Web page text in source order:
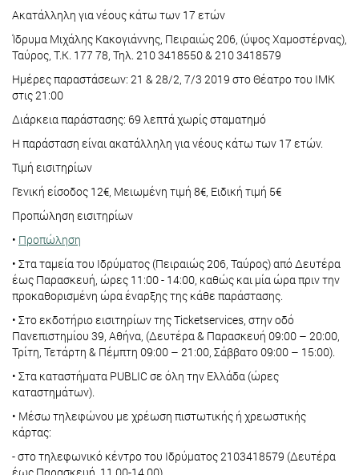
Ακατάλληλη για νέους κάτω των 17 ετών
Ίδρυμα Μιχάλης Κακογιάννης, Πειραιώς 206, (ύψος Χαμοστέρνας),
Ταύρος, Τ.Κ. 177 78, Τηλ. 210 3418550 & 210 3418579
Ημέρες παραστάσεων: 21 & 28/2, 7/3 2019 στο Θέατρο του ΙΜΚ
στις 21:00
Διάρκεια παράστασης: 69 λεπτά χωρίς σταματημό
Η παράσταση είναι ακατάλληλη για νέους κάτω των 17 ετών.
Τιμή εισιτηρίων
Γενική είσοδος 12€, Μειωμένη τιμή 8€, Ειδική τιμή 5€
Προπώληση εισιτηρίων
• Προπώληση
• Στα ταμεία του Ιδρύματος (Πειραιώς 206, Ταύρος) από Δευτέρα
έως Παρασκευή, ώρες 11:00 - 14:00, καθώς και μία ώρα πριν την
προκαθορισμένη ώρα έναρξης της κάθε παράστασης.
• Στο εκδοτήριο εισιτηρίων της Ticketservices, στην οδό
Πανεπιστημίου 39, Αθήνα, (Δευτέρα & Παρασκευή 09:00 – 20:00,
Τρίτη, Τετάρτη & Πέμπτη 09:00 – 21:00, Σάββατο 09:00 – 15:00).
• Στα καταστήματα PUBLIC σε όλη την Ελλάδα (ώρες
καταστημάτων).
• Μέσω τηλεφώνου με χρέωση πιστωτικής ή χρεωστικής
κάρτας:
- στο τηλεφωνικό κέντρο του Ιδρύματος 2103418579 (Δευτέρα